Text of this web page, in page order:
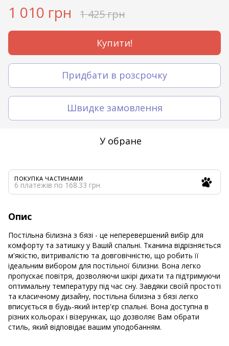
1 010 грн 1 425 грн
Купити!
Придбати в розсрочку
Швидке замовлення
У обране
ПОКУПКА ЧАСТИНАМИ
6 платежів по 168.33 грн
Опис
Постільна білизна з бязі - це неперевершений вибір для
комфорту та затишку у Вашій спальні. Тканина відрізняється
м'якістю, витривалістю та довговічністю, що робить її
ідеальним вибором для постільної білизни. Вона легко
пропускає повітря, дозволяючи шкірі дихати та підтримуючи
оптимальну температуру під час сну. Завдяки своїй простоті
та класичному дизайну, постільна білизна з бязі легко
вписується в будь-який інтер'єр спальні. Вона доступна в
різних кольорах і візерунках, що дозволяє Вам обрати
стиль, який відповідає вашим уподобанням.